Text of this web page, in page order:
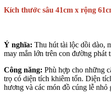
Kích thước sâu 41cm x rộng
Ý nghĩa: Thu hút tài lộc dồi dào,
may mắn lớn trên con đường phát
Công năng: Phù hợp cho những
trọ có diện tích khiêm tốn. Diện
hương và các món đồ cúng lễ nhỏ